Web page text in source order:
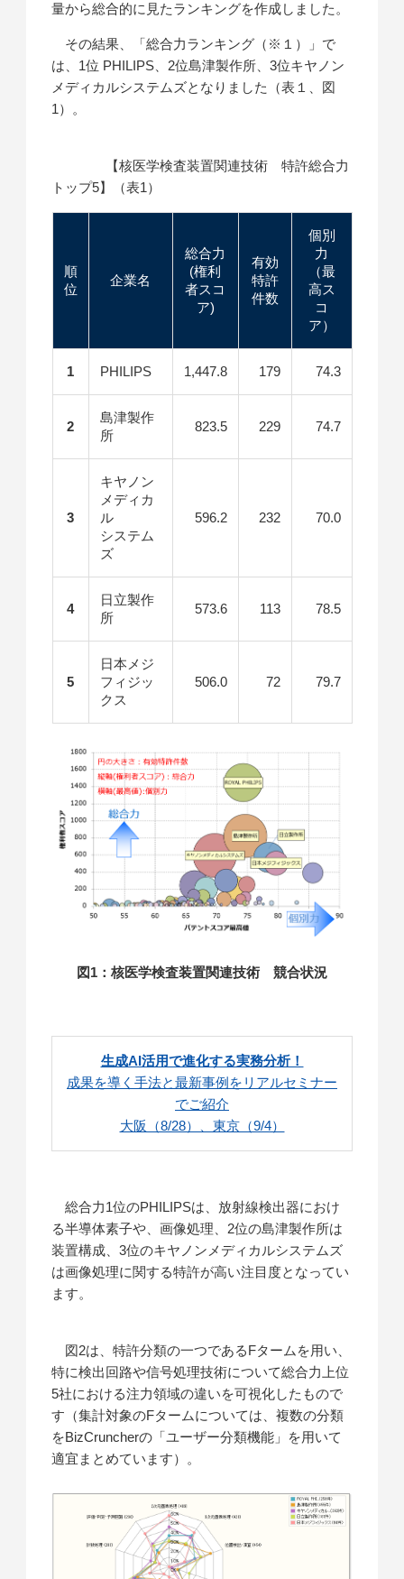
量から総合的に見たランキングを作成しました。
その結果、「総合力ランキング（※１）」で
は、1位 PHILIPS、2位島津製作所、3位キヤノン
メディカルシステムズとなりました（表１、図
1）。
【核医学検査装置関連技術 特許総合力
トップ5】（表1）
順
位
企業名
総合力
(権利
者スコ
ア)
有効
特許
件数
個別
力
（最
高ス
コ
ア）
1 PHILIPS 1,447.8 179 74.3
2
島津製作
所
823.5 229 74.7
3
キヤノン
メディカ
ル
システム
ズ
596.2 232 70.0
4
日立製作
所
573.6 113 78.5
5
日本メジ
フィジッ
クス
506.0 72 79.7
図1：核医学検査装置関連技術 競合状況
生成AI活用で進化する実務分析！
成果を導く手法と最新事例をリアルセミナー
でご紹介
大阪（8/28）、東京（9/4）
総合力1位のPHILIPSは、放射線検出器におけ
る半導体素子や、画像処理、2位の島津製作所は
装置構成、3位のキヤノンメディカルシステムズ
は画像処理に関する特許が高い注目度となってい
ます。
図2は、特許分類の一つであるFタームを用い、
特に検出回路や信号処理技術について総合力上位
5社における注力領域の違いを可視化したもので
す（集計対象のFタームについては、複数の分類
をBizCruncherの「ユーザー分類機能」を用いて
適宜まとめています）。